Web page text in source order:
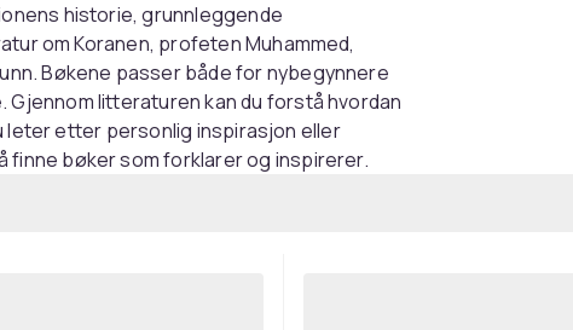
historie, grunnleggende
om Koranen, profeten Muhammed,
Bøkene passer både for nybegynnere
litteraturen kan du forstå hvordan
leter etter personlig inspirasjon eller
finne bøker som forklarer og inspirerer.